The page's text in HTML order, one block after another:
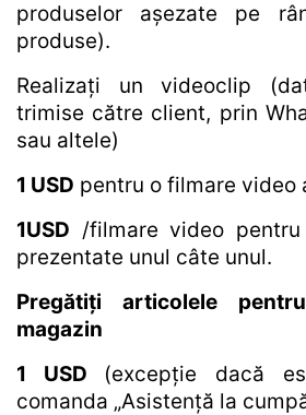
produselor așezate pe
produse).
Realizați un videoclip
trimise către client, prin
sau altele)
1 USD pentru o filmare video
1USD /filmare video
prezentate unul câte unul.
Pregătiți articolele
magazin
1 USD (excepție dacă
comanda „Asistență la